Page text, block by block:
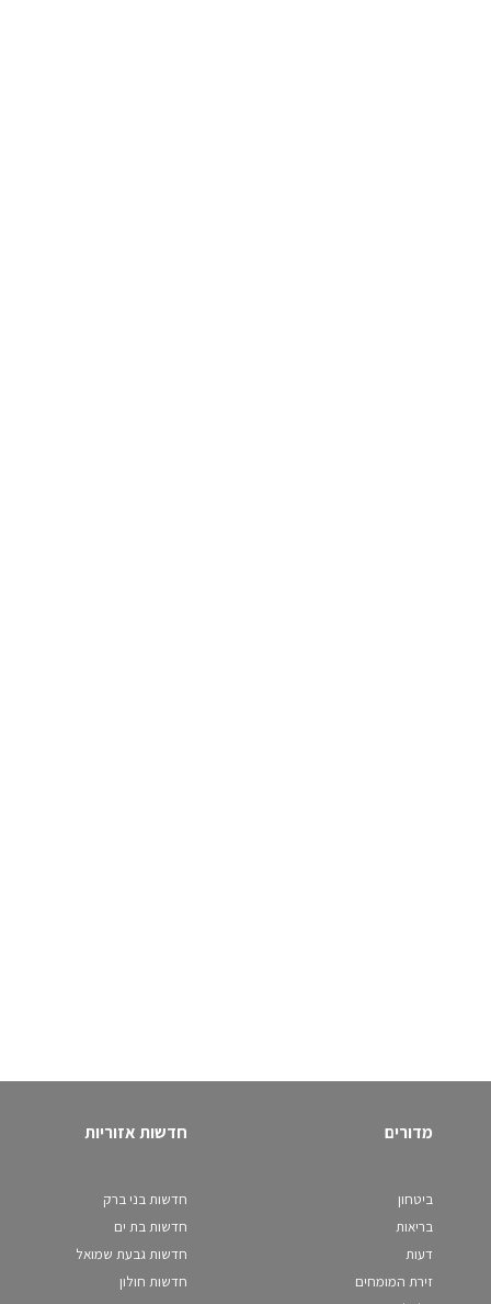
מדורים
ביטחון
בריאות
דעות
זירת המומחים
חדשות אזוריות
חדשות בני ברק
חדשות בת ים
חדשות גבעת שמואל
חדשות חולון